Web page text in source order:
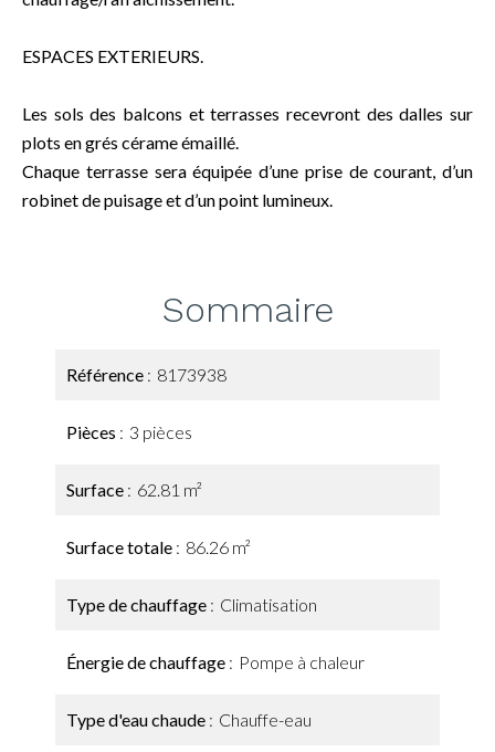
ESPACES EXTERIEURS.
Les sols des balcons et terrasses recevront des dalles sur
plots en grés cérame émaillé.
Chaque terrasse sera équipée d’une prise de courant, d’un
robinet de puisage et d’un point lumineux.
Sommaire
Référence 8173938
Pièces 3 pièces
Surface 62.81 m²
Surface totale 86.26 m²
Type de chauffage Climatisation
Énergie de chauffage Pompe à chaleur
Type d'eau chaude Chauffe-eau